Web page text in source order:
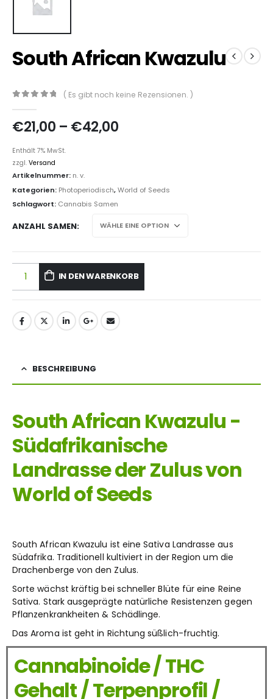
South African Kwazulu
( Es gibt noch keine Rezensionen. )
€21,00 – €42,00
Enthält 7% MwSt.
zzgl. Versand
Artikelnummer: n. v.
Kategorien: Photoperiodisch,World of Seeds
Schlagwort: Cannabis Samen
ANZAHL SAMEN
IN DEN WARENKORB
BESCHREIBUNG
South African Kwazulu -
Südafrikanische
Landrasse der Zulus von
World of Seeds
South African Kwazulu ist eine Sativa Landrasse aus
Südafrika. Traditionell kultiviert in der Region um die
Drachenberge von den Zulus.
Sorte wächst kräftig bei schneller Blüte für eine Reine
Sativa. Stark ausgeprägte natürliche Resistenzen gegen
Pflanzenkrankheiten & Schädlinge.
Das Aroma ist geht in Richtung süßlich-fruchtig.
Cannabinoide / THC
Gehalt / Terpenprofil /